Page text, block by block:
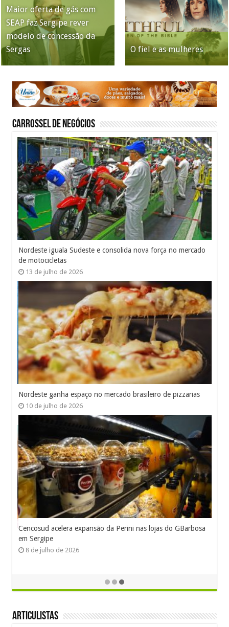
Convenções fecham o
tabuleiro da disputa pelo
Governo de Sergipe
Justiça do Trabalho
chama atenção para
assédio eleitoral
Maior oferta de gás com
SEAP faz Sergipe rever
modelo de concessão da
Sergas
O fiel e as mulheres
1° Fórum Meio Ambiente e
Tecnologias de Sergipe
acontece nesta quinta-feira,
30 de julho
Quando o Instagram
para, o seu negócio para
também?
Carrossel de Negócios
Nordeste iguala Sudeste e consolida nova força no mercado
de motocicletas
13 de julho de 2026
Nordeste ganha espaço no mercado brasileiro de pizzarias
10 de julho de 2026
Cencosud acelera expansão da Perini nas lojas do GBarbosa
em Sergipe
8 de julho de 2026
Articulistas